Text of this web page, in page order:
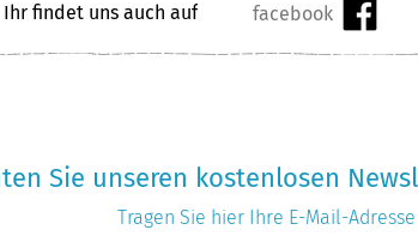
Ihr findet uns auch auf
Sie unseren kostenlosen
Tragen Sie hier Ihre E-Mail-Adresse